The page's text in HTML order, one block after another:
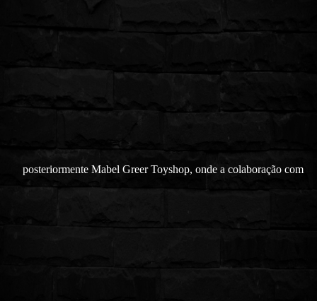
posteriormente Mabel Greer Toyshop, onde a colaboração com